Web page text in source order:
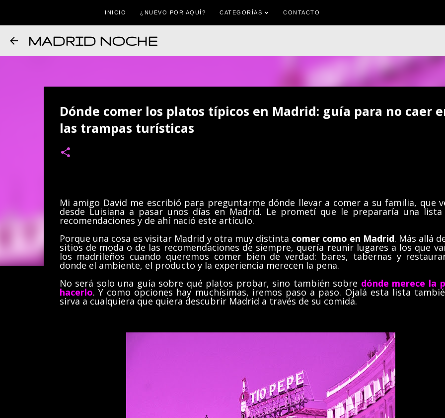
INICIO ¿NUEVO POR AQUÍ? CATEGORÍAS CONTACTO
Ir al contenido principal
MADRID NOCHE
Dónde comer los platos típicos en Madrid: guía para no caer
las trampas turísticas
Mi amigo David me escribió para preguntarme dónde llevar a comer a su familia, que
desde Luisiana a pasar unos días en Madrid. Le prometí que le prepararía una lista
recomendaciones y de ahí nació este artículo.
Porque una cosa es visitar Madrid y otra muy distinta comer como en Madrid. Más allá
sitios de moda o de las recomendaciones de siempre, quería reunir lugares a los que
los madrileños cuando queremos comer bien de verdad: bares, tabernas y
donde el ambiente, el producto y la experiencia merecen la pena.
No será solo una guía sobre qué platos probar, sino también sobre dónde merece la
hacerlo. Y como opciones hay muchísimas, iremos paso a paso. Ojalá esta lista
sirva a cualquiera que quiera descubrir Madrid a través de su comida.